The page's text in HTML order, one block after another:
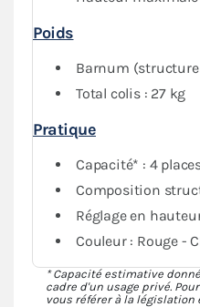
Poids
Barnum
Total colis : 27 kg
Pratique
Capacité* : 4
Composition
Réglage en
Couleur : Rouge -
* Capacité estimative
cadre d'un usage privé.
vous référer à la législation